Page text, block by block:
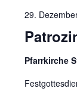
29.
Pfarrkirche